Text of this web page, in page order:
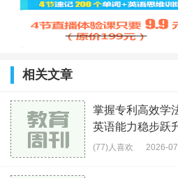
相关文章
掌握专利高效学
英语能力稳步跃
(77)人喜欢 2026-